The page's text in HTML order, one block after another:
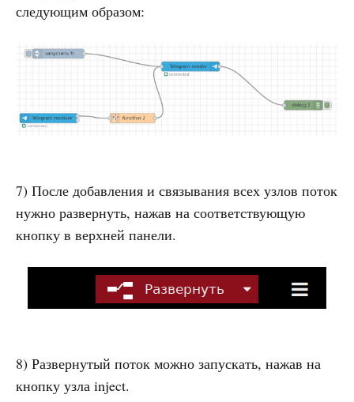
следующим образом:
7) После добавления и связывания всех узлов поток
нужно развернуть, нажав на соответствующую
кнопку в верхней панели.
8) Развернутый поток можно запускать, нажав на
кнопку узла inject.